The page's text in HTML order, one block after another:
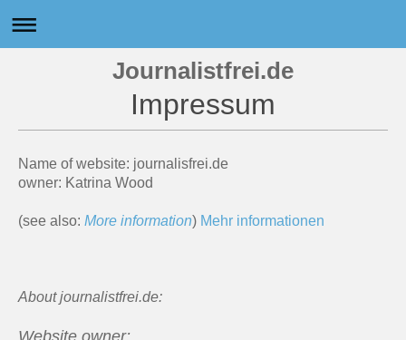
Journalistfrei.de
Impressum
Name of website: journalisfrei.de
owner: Katrina Wood
(see also: More information) Mehr informationen
About journalistfrei.de:
Website owner: